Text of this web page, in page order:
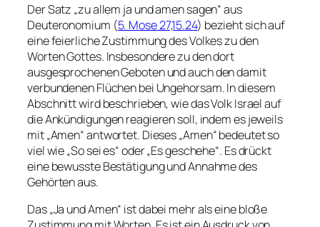
Der Satz „zu allem ja und amen sagen“ aus
Deuteronomium (5. Mose 27,15.24) bezieht sich auf
eine feierliche Zustimmung des Volkes zu den
Worten Gottes. Insbesondere zu den dort
ausgesprochenen Geboten und auch den damit
verbundenen Flüchen bei Ungehorsam. In diesem
Abschnitt wird beschrieben, wie das Volk Israel auf
die Ankündigungen reagieren soll, indem es jeweils
mit „Amen“ antwortet. Dieses „Amen“ bedeutet so
viel wie „So sei es“ oder „Es geschehe“. Es drückt
eine bewusste Bestätigung und Annahme des
Gehörten aus.
Das „Ja und Amen“ ist dabei mehr als eine bloße